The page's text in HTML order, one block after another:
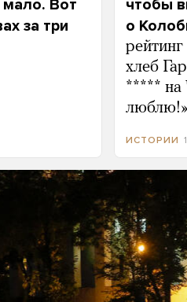
мало. Вот
за три
чтобы
о
хлеб
***** на
люблю!»
ИСТОРИИ